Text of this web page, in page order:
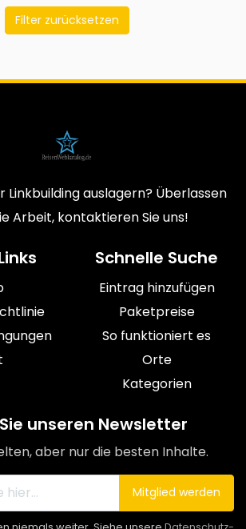
Filter zurücksetzen
Linkbuilding auslagern? Überlassen
Arbeit, kontaktieren Sie uns!
Schnelle Suche
Eintrag hinzufügen
Paketpreise
So funktioniert es
Orte
Kategorien
unseren Newsletter
aber nur die besten Inhalte.
Mitglied werden